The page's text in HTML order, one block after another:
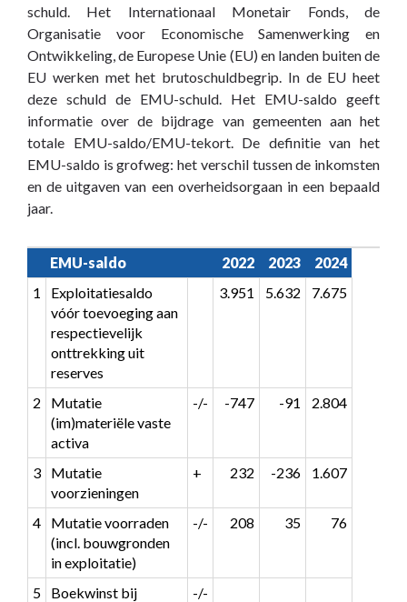
schuld. Het Internationaal Monetair Fonds, de
Organisatie voor Economische Samenwerking en
Ontwikkeling, de Europese Unie (EU) en landen buiten de
EU werken met het brutoschuldbegrip. In de EU heet
deze schuld de EMU-schuld. Het EMU-saldo geeft
informatie over de bijdrage van gemeenten aan het
totale EMU-saldo/EMU-tekort. De definitie van het
EMU-saldo is grofweg: het verschil tussen de inkomsten
en de uitgaven van een overheidsorgaan in een bepaald
jaar.
EMU-saldo 2022 2023
2024
1
Exploitatiesaldo
vóór toevoeging aan
respectievelijk
onttrekking uit
reserves
3.951 5.632 7.675
2
Mutatie
(im)materiële vaste
activa
-/- -747 -91 2.804
3
Mutatie
voorzieningen
+ 232 -236 1.607
4
Mutatie voorraden
(incl. bouwgronden
in exploitatie)
-/- 208 35 76
5
Boekwinst bij
-/-